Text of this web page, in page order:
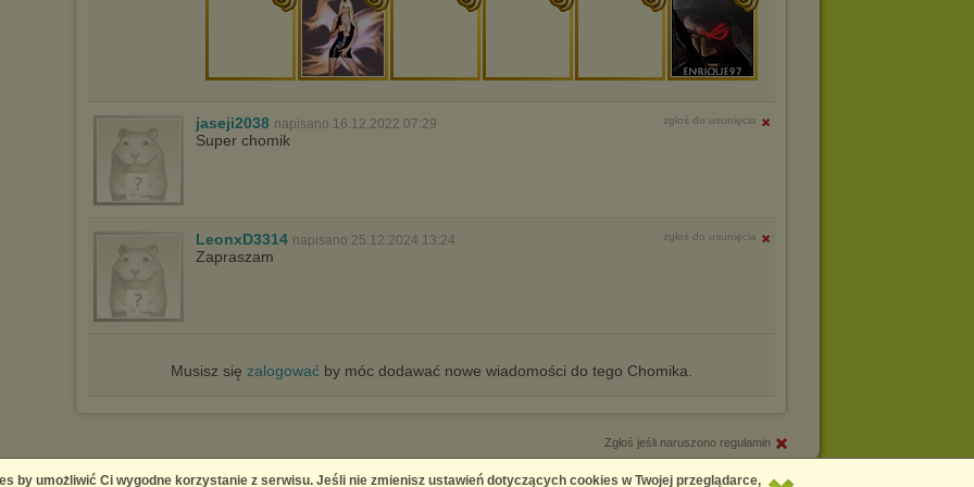
jaseji2038 napisano 16.12.2022 07:29 zgłoś do usunięcia
Super chomik
LeonxD3314 napisano 25.12.2024 13:24 zgłoś do usunięcia
Zapraszam
Musisz się zalogowaćby móc dodawać nowe wiadomości do tego Chomika.
Zgłoś jeśli naruszono regulamin
Copyright © 2026 Chomikuj.pl
by umożliwić Ci wygodne korzystanie z serwisu. Jeśli nie zmienisz ustawień dotyczących cookies w Twojej przeglądarce,